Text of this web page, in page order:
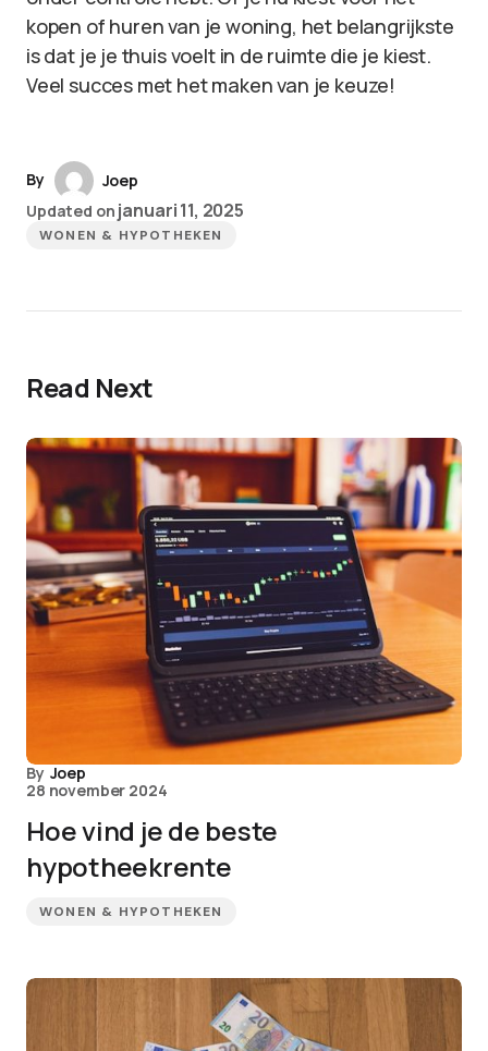
kopen of huren van je woning, het belangrijkste
is dat je je thuis voelt in de ruimte die je kiest.
Veel succes met het maken van je keuze!
By
Joep
Updated on januari 11, 2025
WONEN & HYPOTHEKEN
Read Next
By Joep
28 november 2024
Hoe vind je de beste
hypotheekrente
WONEN & HYPOTHEKEN